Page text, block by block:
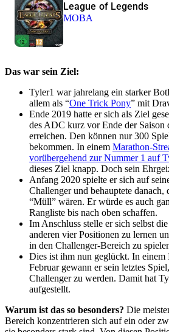
League of Legends
MOBA
Das war sein Ziel:
Tyler1 war jahrelang ein starker
allem als “One Trick Pony” mit
Ende 2019 hatte er sich als Ziel
des ADC kurz vor Ende der Saison
erreichen. Den können nur 300
bekommen. In einem Marathon-
vorübergehend zur Nummer 1 auf
dieses Ziel knapp. Doch sein
Anfang 2020 spielte er sich auf
Challenger und behauptete danach,
“Müll” wären. Er würde es auch
Rangliste bis nach oben schaffen.
Im Anschluss stelle er sich selbst
anderen vier Positionen zu lernen
in den Challenger-Bereich zu
Dies ist ihm nun geglückt. In einem
Februar gewann er sein letztes
Challenger zu werden. Damit hat
aufgestellt.
Warum ist das so besonders? Die
Bereich konzentrieren sich auf ein oder